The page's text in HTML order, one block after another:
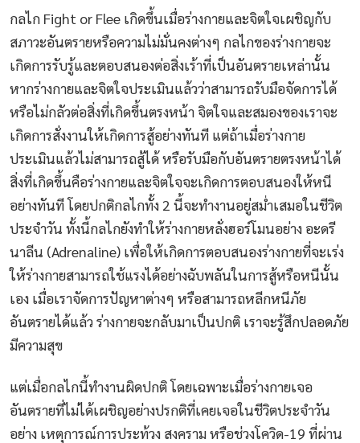
กลไก Fight or Flee เกิดขึ้นเมื่อร่างกายและจิตใจเผชิญกับ
สภาวะอันตรายหรือความไม่มั่นคงต่างๆ กลไกของร่างกายจะ
เกิดการรับรู้และตอบสนองต่อสิ่งเร้าที่เป็นอันตรายเหล่านั้น
หากร่างกายและจิตใจประเมินแล้วว่าสามารถรับมือจัดการได้
หรือไม่กลัวต่อสิ่งที่เกิดขึ้นตรงหน้า จิตใจและสมองของเราจะ
เกิดการสั่งงานให้เกิดการสู้อย่างทันที แต่ถ้าเมื่อร่างกาย
ประเมินแล้วไม่สามารถสู้ได้ หรือรับมือกับอันตรายตรงหน้าได้
สิ่งที่เกิดขึ้นคือร่างกายและจิตใจจะเกิดการตอบสนองให้หนี
อย่างทันที โดยปกติกลไกทั้ง 2 นี้จะทำงานอยู่สม่ำเสมอในชีวิต
ประจำวัน ทั้งนี้กลไกยังทำให้ร่างกายหลั่งฮอร์โมนอย่าง อะดรี
นาลีน (Adrenaline) เพื่อให้เกิดการตอบสนองร่างกายที่จะเร่ง
ให้ร่างกายสามารถใช้แรงได้อย่างฉับพลันในการสู้หรือหนีนั้น
เอง เมื่อเราจัดการปัญหาต่างๆ หรือสามารถหลีกหนีภัย
อันตรายได้แล้ว ร่างกายจะกลับมาเป็นปกติ เราจะรู้สึกปลอดภัย
มีความสุข
แต่เมื่อกลไกนี้ทำงานผิดปกติ โดยเฉพาะเมื่อร่างกายเจอ
อันตรายที่ไม่ได้เผชิญอย่างปรกติที่เคยเจอในชีวิตประจำวัน
อย่าง เหตุการณ์การประท้วง สงคราม หรือช่วงโควิด-19 ที่ผ่าน